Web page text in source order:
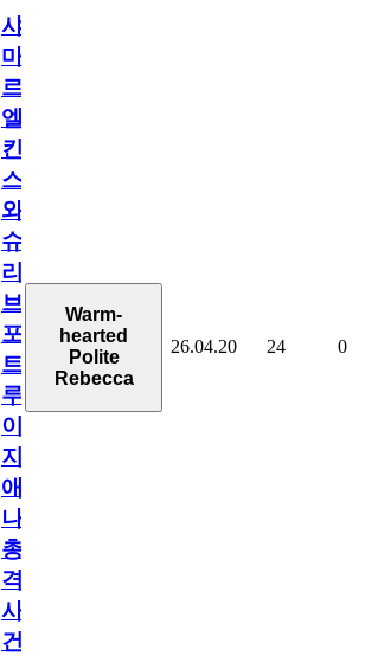
샤
마
르
엘
킨
스
와
슈
리
브
포
트
루
이
지
애
나
총
격
사
건
Warm-
hearted
Polite
Rebecca
26.04.20 24 0